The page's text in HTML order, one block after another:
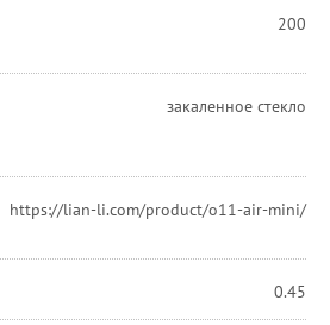
200
закаленное стекло
https://lian-li.com/product/o11-air-mini/
0.45